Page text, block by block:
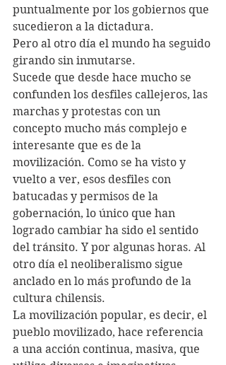
puntualmente por los gobiernos que
sucedieron a la dictadura.
Pero al otro día el mundo ha seguido
girando sin inmutarse.
Sucede que desde hace mucho se
confunden los desfiles callejeros, las
marchas y protestas con un
concepto mucho más complejo e
interesante que es de la
movilización. Como se ha visto y
vuelto a ver, esos desfiles con
batucadas y permisos de la
gobernación, lo único que han
logrado cambiar ha sido el sentido
del tránsito. Y por algunas horas. Al
otro día el neoliberalismo sigue
anclado en lo más profundo de la
cultura chilensis.
La movilización popular, es decir, el
pueblo movilizado, hace referencia
a una acción continua, masiva, que